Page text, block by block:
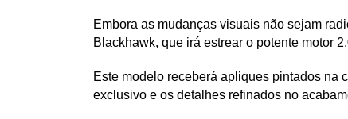
Embora as mudanças visuais não sejam
Blackhawk, que irá estrear o potente motor
Este modelo receberá apliques pintados na
exclusivo e os detalhes refinados no